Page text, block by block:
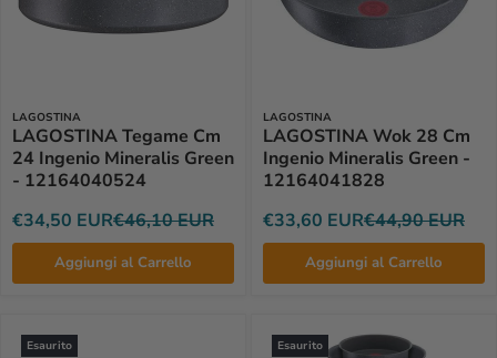
LAGOSTINA
LAGOSTINA Tegame Cm
24 Ingenio Mineralis Green
- 12164040524
€34,50 EUR€46,10 EUR
Aggiungi al Carrello
LAGOSTINA
LAGOSTINA Wok 28 Cm
Ingenio Mineralis Green -
12164041828
€33,60 EUR€44,90 EUR
Aggiungi al Carrello
Esaurito Esaurito